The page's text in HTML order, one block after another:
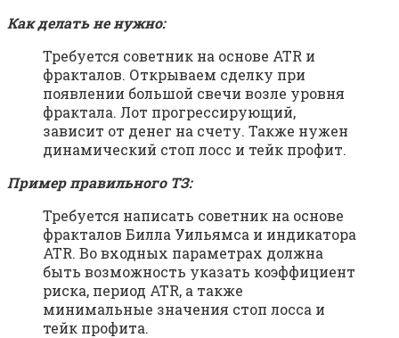
Как делать не нужно:
Требуется советник на основе ATR и
фракталов. Открываем сделку при
появлении большой свечи возле уровня
фрактала. Лот прогрессирующий,
зависит от денег на счету. Также нужен
динамический стоп лосс и тейк профит.
Пример правильного ТЗ:
Требуется написать советник на основе
фракталов Билла Уильямса и индикатора
ATR. Во входных параметрах должна
быть возможность указать коэффициент
риска, период ATR, а также
минимальные значения стоп лосса и
тейк профита.